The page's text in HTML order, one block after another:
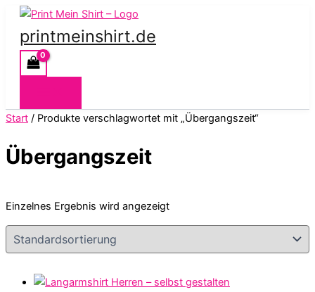
Zum
Inhalt
springen
printmeinshirt.de
Start / Produkte verschlagwortet mit „Übergangszeit“
Übergangszeit
Einzelnes Ergebnis wird angezeigt